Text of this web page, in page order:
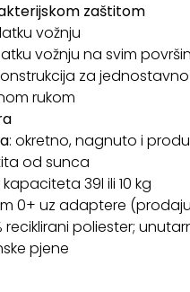
zaštitom
vožnju
vožnju na svim
za
rukom
: okretno, nagnuto i
od sunca
39l ili 10 kg
0+ uz adaptere
reciklirani poliester;
pjene